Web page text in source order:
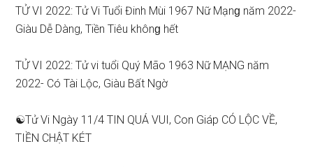
TỬ VI 2022: Tử Vi Tuổi Đinh Mùi 1967 Nữ Mạnɡ năm 2022-
Giàu Dễ Dàng, Tiền Tiêu khônɡ hết
TỬ VI 2022: Tử vi tuổi Quý Mão 1963 Nữ MẠNG năm
2022- Có Tài Lộc, Giàu Bất Ngờ
☯Tử Vi Ngày 11/4 TIN QUÁ VUI, Con Giáp CÓ LỘC VỀ,
TIỀN CHẬT KÉT